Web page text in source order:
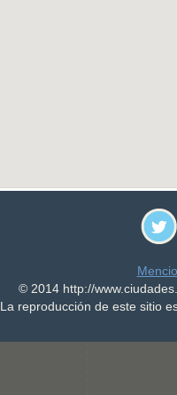
© 2014 http://
La reproducción de este sitio